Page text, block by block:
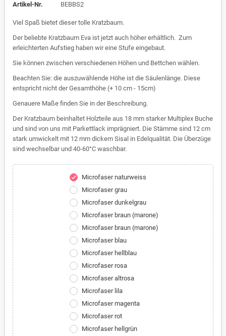
Artikel-Nr. BEBBS2
Viel Spaß bietet dieser tolle Kratzbaum.
Der beliebte Kratzbaum Eva ist jetzt auch höher erhältlich. Zum
erleichterten Aufstieg haben wir eine Stufe eingebaut.
Sie können zwischen verschiedenen Höhen und Bettchen wählen.
Beachten Sie: die auszuwählende Höhe ist die Säulenlänge. Diese
entspricht nicht der Gesamthöhe (+ 10 cm - 15cm)
Genauere Maße finden Sie in der Beschreibung.
Der Kratzbaum beinhaltet Holzteile aus 18 mm starker Multiplex Buche
und sind von uns mit Parkettlack imprägniert. Die Stämme sind 12 cm
stark umwickelt mit 12 mm dickem Sisal in Edelqualität. Die Überzüge
sind wechselbar und 40-60°C waschbar.
check
Microfaser naturweiss
Microfaser grau
Microfaser dunkelgrau
Microfaser braun (marone)
Microfaser braun (marone)
Microfaser blau
Microfaser hellblau
Microfaser rosa
Microfaser altrosa
Microfaser lila
Microfaser magenta
Microfaser rot
Microfaser hellgrün